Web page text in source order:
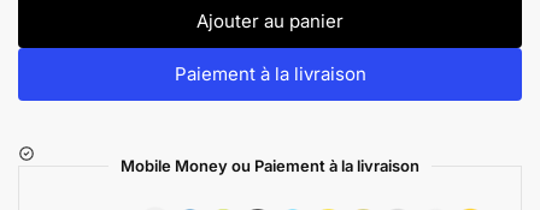
Ajouter au panier
Paiement à la livraison
Mobile Money ou Paiement à la livraison